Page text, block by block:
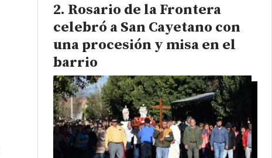
Rosario de la Frontera
celebró a San Cayetano con
una procesión y misa en el
barrio